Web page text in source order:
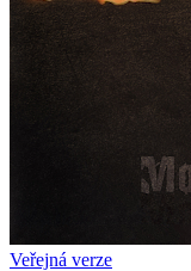
Veřejná verze